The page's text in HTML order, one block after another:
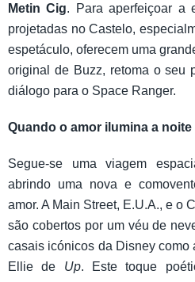
Metin Cig. Para aperfeiçoar a
projetadas no Castelo,
espetáculo, oferecem uma
original de Buzz, retoma o seu
diálogo para o Space Ranger.
Quando o amor ilumina a noite
Segue-se uma viagem
abrindo uma nova e
amor. A Main Street, E.U.A., e o
são cobertos por um véu de
casais icónicos da Disney como
Ellie de Up. Este toque